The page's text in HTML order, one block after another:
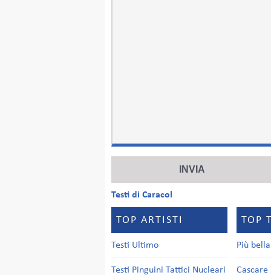
Testi di Caracol
TOP ARTISTI
Testi Ultimo
Testi Pinguini Tattici Nucleari
TOP
Più
Cascare